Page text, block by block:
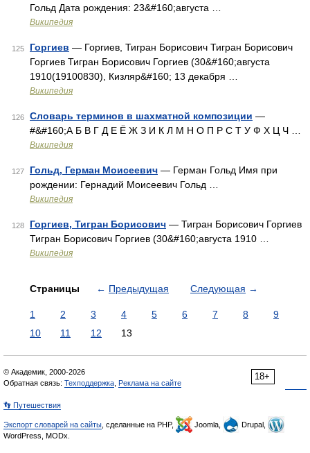
Гольд Дата рождения: 23&#160;августа …
Википедия
125 Горгиев — Горгиев, Тигран Борисович Тигран Борисович
Горгиев Тигран Борисович Горгиев (30&#160;августа
1910(19100830), Кизляр&#160; 13 декабря …
Википедия
126 Словарь терминов в шахматной композиции —
#&#160;А Б В Г Д Е Ё Ж З И К Л М Н О П Р С Т У Ф Х Ц Ч …
Википедия
127 Гольд, Герман Моисеевич — Герман Гольд Имя при
рождении: Гернадий Моисеевич Гольд …
Википедия
128 Горгиев, Тигран Борисович — Тигран Борисович Горгиев
Тигран Борисович Горгиев (30&#160;августа 1910 …
Википедия
Страницы ← Предыдущая Следующая →
1 2 3 4 5 6 7 8
9
10
11 12 13
18+
© Академик, 2000-2026
Обратная связь: Техподдержка Реклама на сайте
👣 Путешествия
Экспорт словарей на сайты , сделанные на PHP, Joomla,
Drupal,
WordPress, MODx.